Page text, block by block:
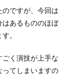
ですが、今回は
はあるもののほぼ
。
く演技が上手な
ってしまいますの